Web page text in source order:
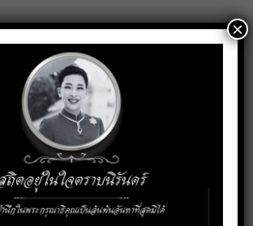
staff
Assistant Professor Dr.Worapat
Paireekreng
Lecturer
Professor Dr.Sudaporn
×